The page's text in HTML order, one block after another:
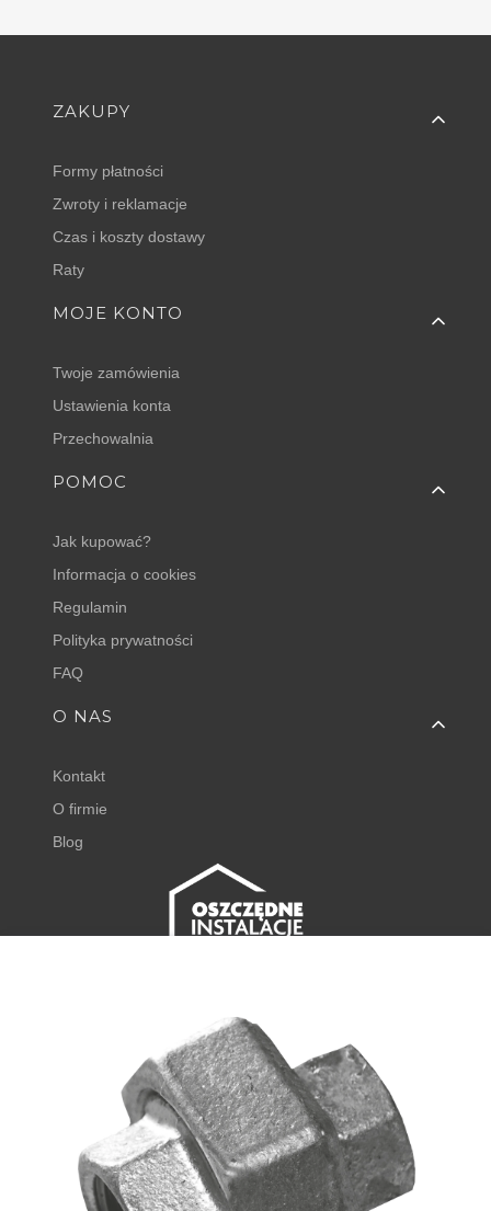
Linki w stopce
ZAKUPY
Formy płatności
Zwroty i reklamacje
Czas i koszty dostawy
Raty
MOJE KONTO
Twoje zamówienia
Ustawienia konta
Przechowalnia
POMOC
Jak kupować?
Informacja o cookies
Regulamin
Polityka prywatności
FAQ
O NAS
Kontakt
O firmie
Blog
Juliana Tuwima 23
62-050 Mosina
+48 798 768 768 ⌂ godz. 8:00 - 16:00⌂
sklep@oszczedneinstalacje.pl
DODAJ DO KOSZYKA
Produkty w koszyku: 0. Zobacz